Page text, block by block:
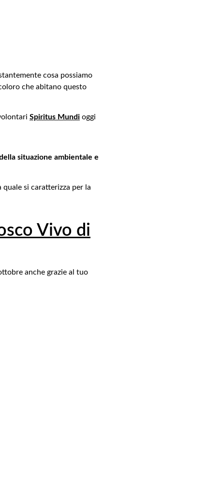
cosa possiamo
che abitano questo
Spiritus Mundi oggi
situazione ambientale e
si caratterizza per la
Vivo di
anche grazie al tuo